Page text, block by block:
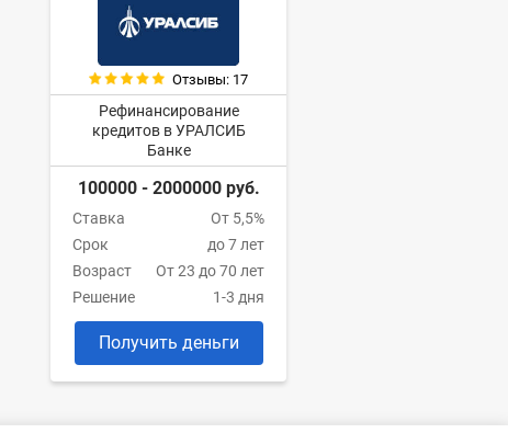
Отзывы: 17
Рефинансирование
кредитов в УРАЛСИБ
Банке
100000 - 2000000 руб.
Ставка
От 5,5%
Срок
до 7 лет
Возраст
От 23 до 70 лет
Решение
1-3 дня
Получить деньги